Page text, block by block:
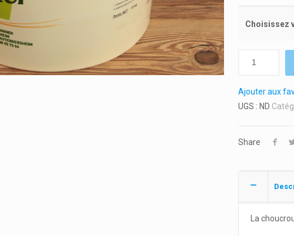
Choisissez
Ajouter aux
UGS : ND
Share
La